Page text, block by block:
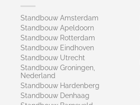
Standbouw Amsterdam
Standbouw Apeldoorn
Standbouw Rotterdam
Standbouw Eindhoven
Standbouw Utrecht
Standbouw Groningen,
Nederland
Standbouw Hardenberg
Standbouw Denhaag